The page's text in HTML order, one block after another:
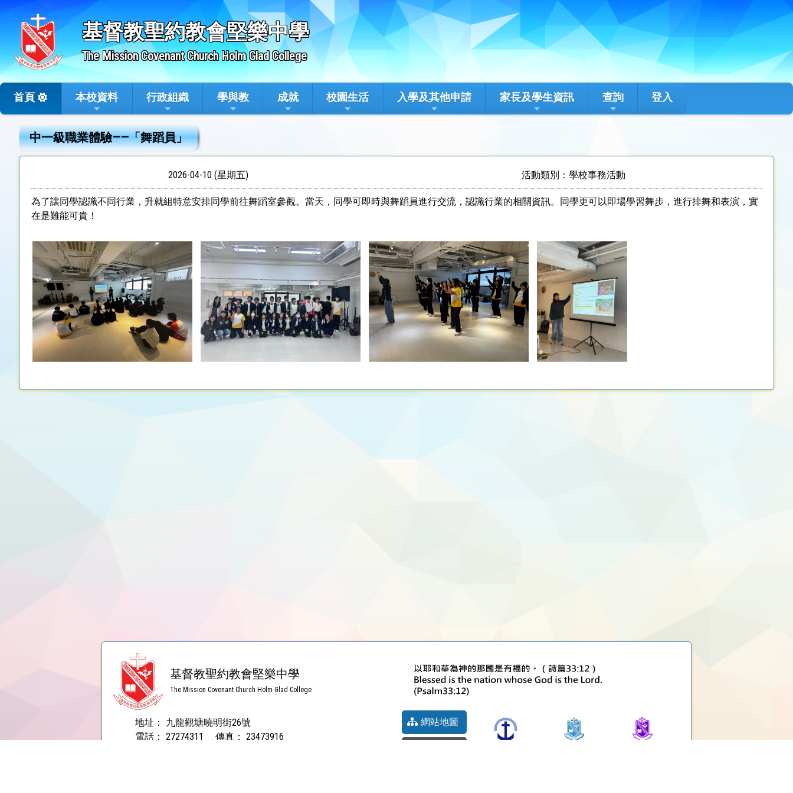
基督教聖約教會堅樂中學
The Mission Covenant Church Holm Glad College
首頁 本校資料 行政組織 學與教 成就 校園生活 入學及其他申請 家長及學生資訊 查詢 登入
中一級職業體驗——「舞蹈員」
2026-04-10 (星期五) 活動類別：學校事務活動
為了讓同學認識不同行業，升就組特意安排同學前往舞蹈室參觀。當天，同學可即時與舞蹈員進行交流，認識行業的相關資訊。同學更可以即場學習舞步，進行排舞和表演，實
在是難能可貴！
基督教聖約教會堅樂中學
The Mission Covenant Church Holm Glad College
地址：
九龍觀塘曉明街26號
電話： 27274311 傳真： 23473916
網站地圖